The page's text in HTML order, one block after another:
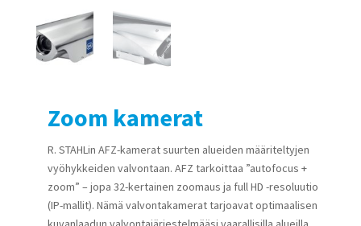
Zoom kamerat
R. STAHLin AFZ-kamerat suurten alueiden määriteltyjen
vyöhykkeiden valvontaan. AFZ tarkoittaa ”autofocus +
zoom” – jopa 32-kertainen zoomaus ja full HD -resoluutio
(IP-mallit). Nämä valvontakamerat tarjoavat optimaalisen